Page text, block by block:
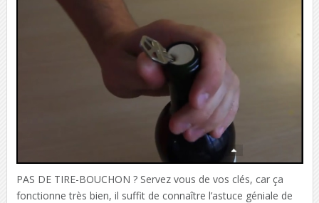
PAS DE TIRE-BOUCHON ? Servez vous de vos clés, car ça
fonctionne très bien, il suffit de connaître l’astuce géniale de